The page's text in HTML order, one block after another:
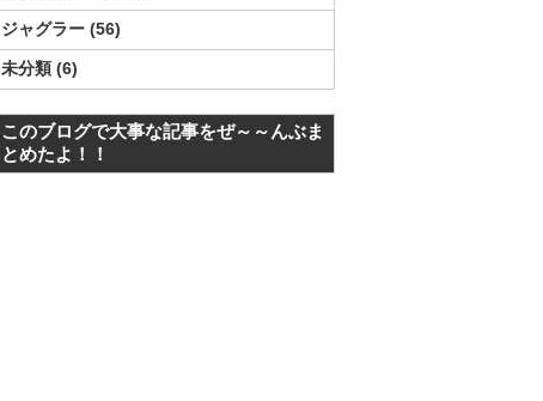
ジャグラー 56
未分類 6
このブログで大事な記事をぜ～～んぶま
とめたよ！！